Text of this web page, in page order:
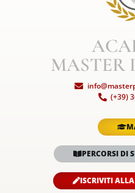
MASTER
(+39)
PERCORSI DI
ISCRIVITI